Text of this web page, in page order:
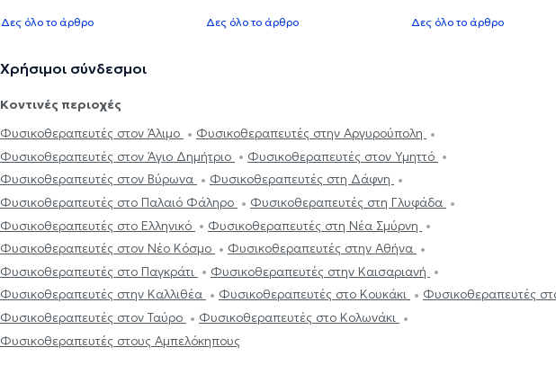
Δες όλο το άρθρο Δες όλο το άρθρο Δες όλο το άρθρο
Χρήσιμοι σύνδεσμοι
Κοντινές περιοχές
Φυσικοθεραπευτές στον Άλιμο
Φυσικοθεραπευτές στην Αργυρούπολη
Φυσικοθεραπευτές στον Άγιο Δημήτριο
Φυσικοθεραπευτές στον Υμηττό
Φυσικοθεραπευτές στον Βύρωνα
Φυσικοθεραπευτές στη Δάφνη
Φυσικοθεραπευτές στο Παλαιό Φάληρο
Φυσικοθεραπευτές στη Γλυφάδα
Φυσικοθεραπευτές στο Ελληνικό
Φυσικοθεραπευτές στη Νέα Σμύρνη
Φυσικοθεραπευτές στον Νέο Κόσμο
Φυσικοθεραπευτές στην Αθήνα
Φυσικοθεραπευτές στο Παγκράτι
Φυσικοθεραπευτές στην Καισαριανή
Φυσικοθεραπευτές στην Καλλιθέα
Φυσικοθεραπευτές στο Κουκάκι
Φυσικοθεραπευτές
Φυσικοθεραπευτές στον Ταύρο
Φυσικοθεραπευτές στο Κολωνάκι
Φυσικοθεραπευτές στους Αμπελόκηπους